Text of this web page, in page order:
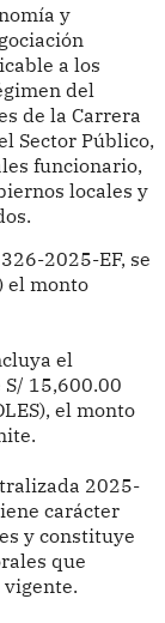
y
a los
del
de la Carrera
Sector Público,
funcionario,
locales y
2025-EF, se
el monto
el
15,600.00
el monto
2025-
carácter
y constituye
que